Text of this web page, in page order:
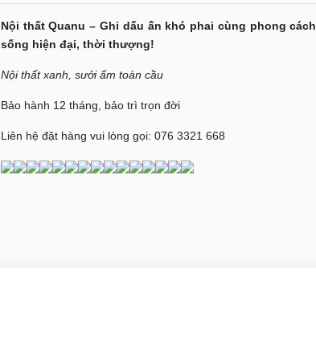
Nội thất Quanu – Ghi dấu ấn khó phai cùng phong cách
sống hiện đại, thời thượng!
Nội thất xanh, sưởi ấm toàn cầu
Bảo hành 12 tháng, bảo trì trọn đời
Liên hệ đặt hàng vui lòng gọi: 076 3321 668